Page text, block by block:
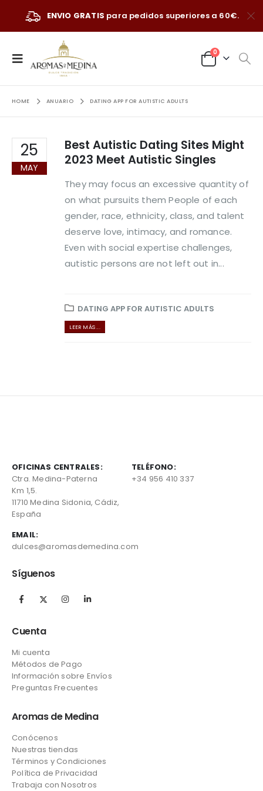
ENVIO GRATIS para pedidos superiores a 60€.
0
HOME ANUARIO DATING APP FOR AUTISTIC ADULTS
25
MAY
Best Autistic Dating Sites Might
2023 Meet Autistic Singles
They may focus an excessive quantity of
on what pursuits them People of each
gender, race, ethnicity, class, and talent
deserve love, intimacy, and romance.
Even with social expertise challenges,
autistic persons are not left out in...
DATING APP FOR AUTISTIC ADULTS
LEER MÁS ...
OFICINAS CENTRALES:
Ctra. Medina-Paterna
Km 1,5.
11710 Medina Sidonia, Cádiz,
España
TELÉFONO:
+34 956 410 337
EMAIL:
dulces@aromasdemedina.com
Síguenos
Cuenta
Mi cuenta
Métodos de Pago
Información sobre Envíos
Preguntas Frecuentes
Aromas de Medina
Conócenos
Nuestras tiendas
Términos y Condiciones
Política de Privacidad
Trabaja con Nosotros